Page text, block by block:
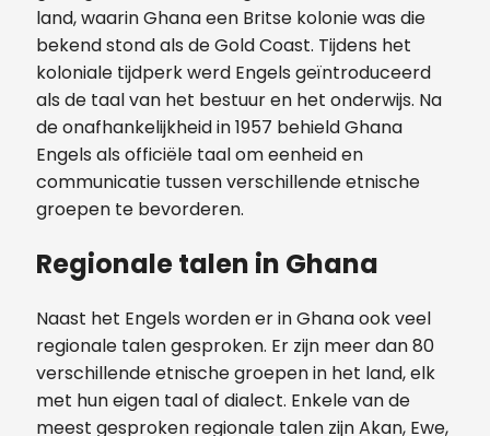
land, waarin Ghana een Britse kolonie was die
bekend stond als de Gold Coast. Tijdens het
koloniale tijdperk werd Engels geïntroduceerd
als de taal van het bestuur en het onderwijs. Na
de onafhankelijkheid in 1957 behield Ghana
Engels als officiële taal om eenheid en
communicatie tussen verschillende etnische
groepen te bevorderen.
Regionale talen in Ghana
Naast het Engels worden er in Ghana ook veel
regionale talen gesproken. Er zijn meer dan 80
verschillende etnische groepen in het land, elk
met hun eigen taal of dialect. Enkele van de
meest gesproken regionale talen zijn Akan, Ewe,